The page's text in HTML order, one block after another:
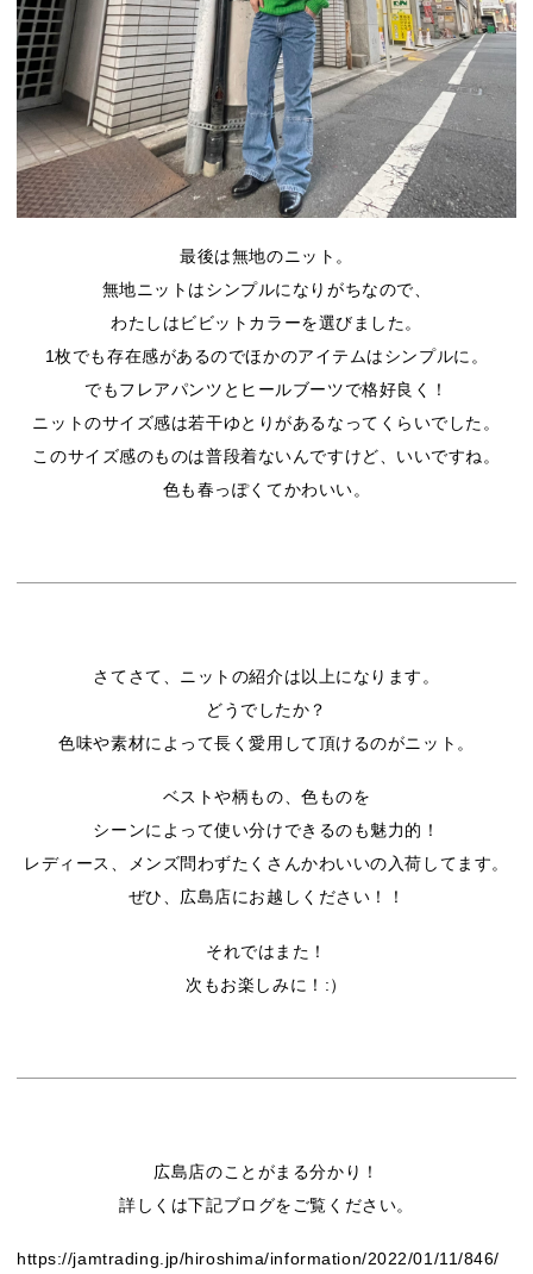
最後は無地のニット。
無地ニットはシンプルになりがちなので、
わたしはビビットカラーを選びました。
1枚でも存在感があるのでほかのアイテムはシンプルに。
でもフレアパンツとヒールブーツで格好良く！
ニットのサイズ感は若干ゆとりがあるなってくらいでした。
このサイズ感のものは普段着ないんですけど、いいですね。
色も春っぽくてかわいい。
さてさて、ニットの紹介は以上になります。
どうでしたか？
色味や素材によって長く愛用して頂けるのがニット。
ベストや柄もの、色ものを
シーンによって使い分けできるのも魅力的！
レディース、メンズ問わずたくさんかわいいの入荷してます。
ぜひ、広島店にお越しください！！
それではまた！
次もお楽しみに！:）
広島店のことがまる分かり！
詳しくは下記ブログをご覧ください。
https://jamtrading.jp/hiroshima/information/2022/01/11/846/